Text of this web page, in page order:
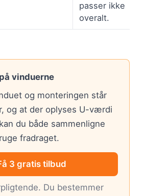
passer ikke
overalt.
vinduerne
og monteringen står
og at der oplyses U-værdi
du både sammenligne
fradraget.
3 gratis tilbud
Du bestemmer